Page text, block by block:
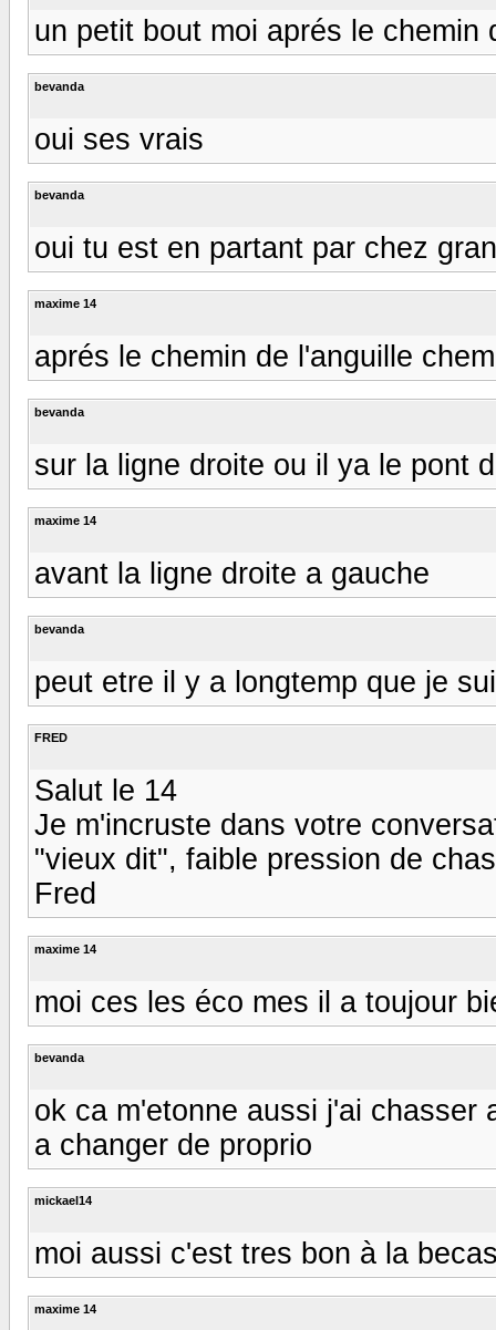
un petit bout moi aprés le chemin
bevanda
oui ses vrais
bevanda
oui tu est en partant par chez
maxime 14
aprés le chemin de l'anguille
bevanda
sur la ligne droite ou il ya le pont
maxime 14
avant la ligne droite a gauche
bevanda
peut etre il y a longtemp que je
FRED
Salut le 14
Je m'incruste dans votre
"vieux dit", faible pression de
Fred
maxime 14
moi ces les éco mes il a toujour
bevanda
ok ca m'etonne aussi j'ai chasser
a changer de proprio
mickael14
moi aussi c'est tres bon à la
maxime 14